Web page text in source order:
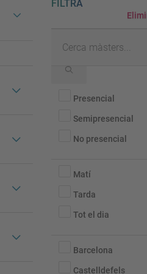
FILTRA
màsters...
Semipresencials
presencials
Presencial
Semipresencial
No presencial
Horaris/torns
Matí
Tarda
Tot el dia
Localitat
Barcelona
Castelldefels